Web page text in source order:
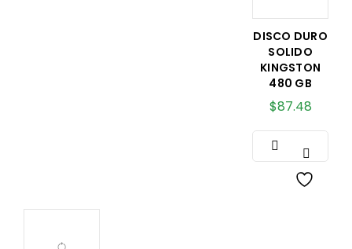
DISCO DURO
SOLIDO
KINGSTON
480 GB
$87.48